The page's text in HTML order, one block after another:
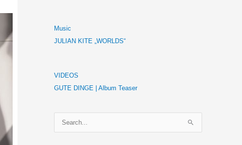
Music
JULIAN KITE „WORLDS“
VIDEOS
GUTE DINGE | Album Teaser
u